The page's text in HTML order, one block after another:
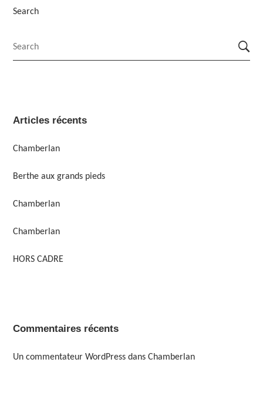
Search
Articles récents
Chamberlan
Berthe aux grands pieds
Chamberlan
Chamberlan
HORS CADRE
Commentaires récents
Un commentateur WordPress dans Chamberlan